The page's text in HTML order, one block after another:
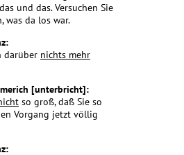
und das. Versuchen Sie
was da los war.
darüber nichts mehr
[unterbricht]:
so groß, daß Sie so
Vorgang jetzt völlig